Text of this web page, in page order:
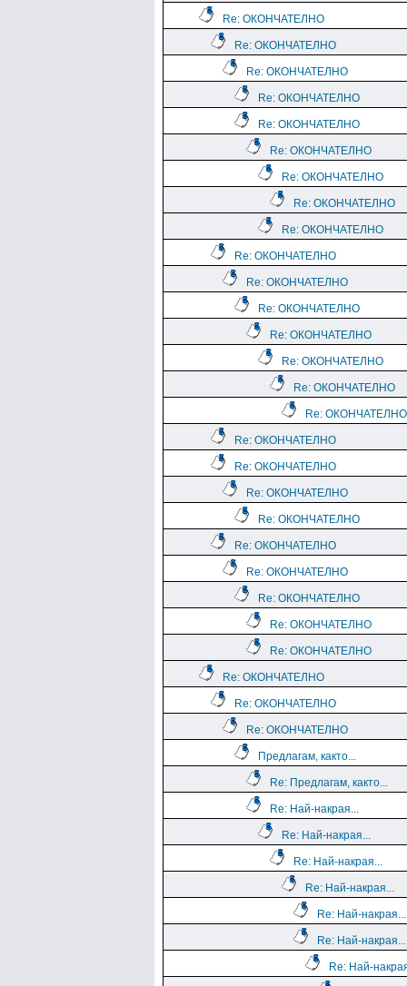
Re: ОКОНЧАТЕЛНО
Re: ОКОНЧАТЕЛНО
Re: ОКОНЧАТЕЛНО
Re: ОКОНЧАТЕЛНО
Re: ОКОНЧАТЕЛНО
Re: ОКОНЧАТЕЛНО
Re: ОКОНЧАТЕЛНО
Re: ОКОНЧАТЕЛНО
Re: ОКОНЧАТЕЛНО
Re: ОКОНЧАТЕЛНО
Re: ОКОНЧАТЕЛНО
Re: ОКОНЧАТЕЛНО
Re: ОКОНЧАТЕЛНО
Re: ОКОНЧАТЕЛНО
Re: ОКОНЧАТЕЛНО
Re: ОКОНЧАТЕЛНО
Re: ОКОНЧАТЕЛНО
Re: ОКОНЧАТЕЛНО
Re: ОКОНЧАТЕЛНО
Re: ОКОНЧАТЕЛНО
Re: ОКОНЧАТЕЛНО
Re: ОКОНЧАТЕЛНО
Re: ОКОНЧАТЕЛНО
Re: ОКОНЧАТЕЛНО
Re: ОКОНЧАТЕЛНО
Re: ОКОНЧАТЕЛНО
Re: ОКОНЧАТЕЛНО
Re: ОКОНЧАТЕЛНО
Предлагам, както...
Re: Предлагам, както...
Re: Най-накрая...
Re: Най-накрая...
Re: Най-накрая...
Re: Най-накрая...
Re: Най-накрая...
Re: Най-накрая...
Re: Най-